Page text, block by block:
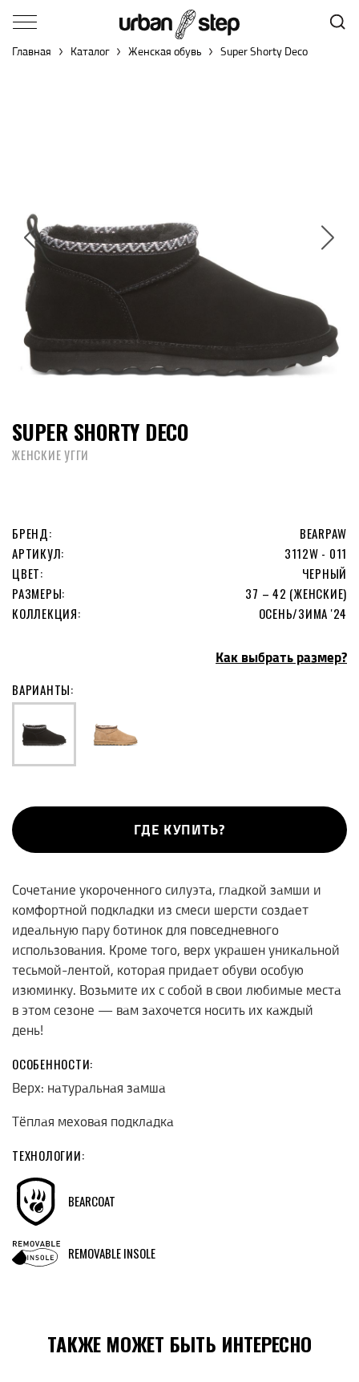
Главная Каталог Женская обувь Super Shorty Deco
SUPER SHORTY DECO
ЖЕНСКИЕ УГГИ
БРЕНД:
BEARPAW
АРТИКУЛ:
3112W - 011
ЦВЕТ:
ЧЕРНЫЙ
РАЗМЕРЫ:
37 – 42 (ЖЕНСКИЕ)
КОЛЛЕКЦИЯ:
ОСЕНЬ/ЗИМА '24
Как выбрать размер?
ВАРИАНТЫ:
ГДЕ КУПИТЬ?
Сочетание укороченного силуэта, гладкой замши и
комфортной подкладки из смеси шерсти создает
идеальную пару ботинок для повседневного
использования. Кроме того, верх украшен уникальной
тесьмой-лентой, которая придает обуви особую
изюминку. Возьмите их с собой в свои любимые места
в этом сезоне — вам захочется носить их каждый
день!
ОСОБЕННОСТИ:
Верх: натуральная замша
Тёплая меховая подкладка
ТЕХНОЛОГИИ:
BEARCOAT
REMOVABLE INSOLE
ТАКЖЕ МОЖЕТ БЫТЬ ИНТЕРЕСНО